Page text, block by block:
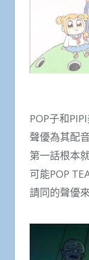
POP子和
聲優為其配
第一話根本
可能POP
請同的聲優